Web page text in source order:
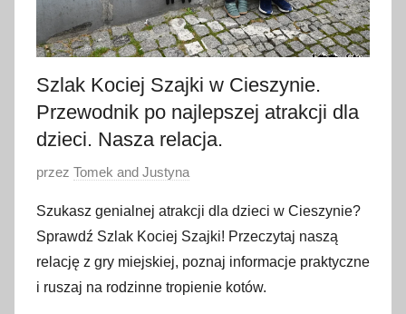
Szlak Kociej Szajki w Cieszynie.
Przewodnik po najlepszej atrakcji dla
dzieci. Nasza relacja.
O
u
b
l
i
przez Tomek and Justyna
Szukasz genialnej atrakcji dla dzieci w Cieszynie?
Sprawdź Szlak Kociej Szajki! Przeczytaj naszą
relację z gry miejskiej, poznaj informacje praktyczne
i ruszaj na rodzinne tropienie kotów.